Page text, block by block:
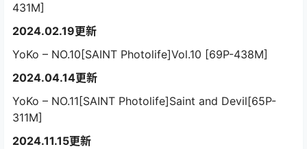
431M]
2024.02.19更新
YoKo – NO.10[SAINT Photolife]Vol.10 [69P-438M]
2024.04.14更新
YoKo – NO.11[SAINT Photolife]Saint and Devil[65P-
311M]
2024.11.15更新